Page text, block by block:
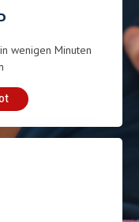
wenigen Minuten